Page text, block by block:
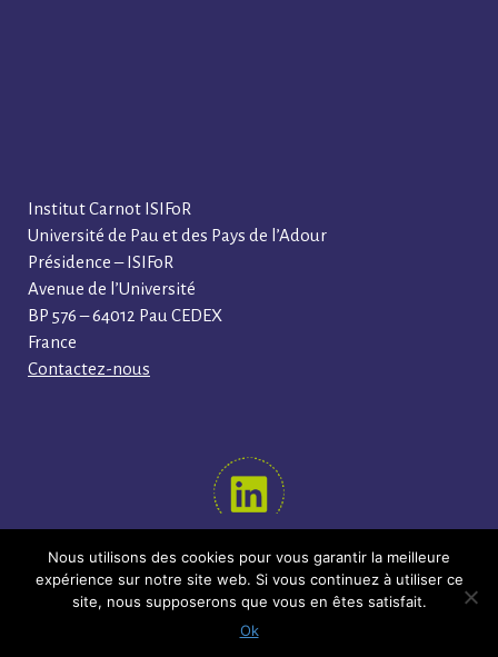
Institut Carnot ISIFoR
Université de Pau et des Pays de l’Adour
Présidence – ISIFoR
Avenue de l’Université
BP 576 – 64012 Pau CEDEX
France
Contactez-nous
SUIVEZ-NOUS !
Copyright © Institut Carnot ISIFoR 2024
Nous utilisons des cookies pour vous garantir la meilleure
expérience sur notre site web. Si vous continuez à utiliser ce
site, nous supposerons que vous en êtes satisfait.
Ok